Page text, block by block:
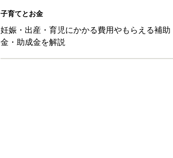
子育てとお金
妊娠・出産・育児にかかる費用やもらえる補助
金・助成金を解説